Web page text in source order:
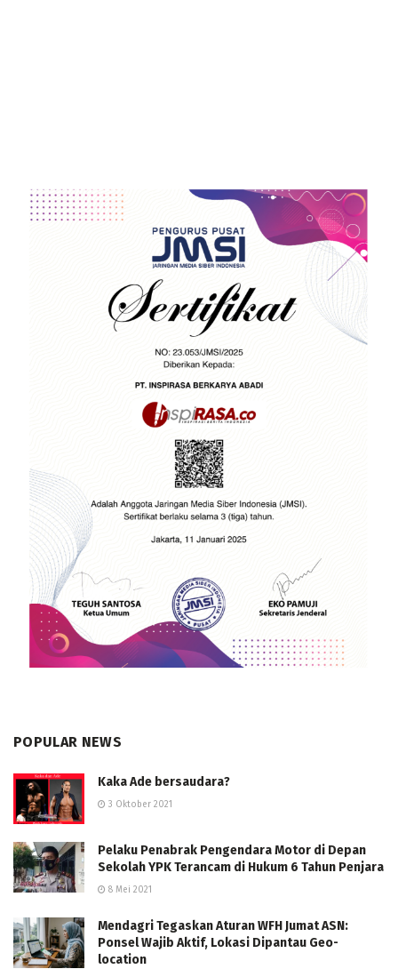
POPULAR NEWS
Kaka Ade bersaudara?
3 Oktober 2021
Pelaku Penabrak Pengendara Motor di Depan
Sekolah YPK Terancam di Hukum 6 Tahun Penjara
8 Mei 2021
Mendagri Tegaskan Aturan WFH Jumat ASN:
Ponsel Wajib Aktif, Lokasi Dipantau Geo-
location